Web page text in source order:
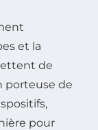
et la
de
porteuse de
pour